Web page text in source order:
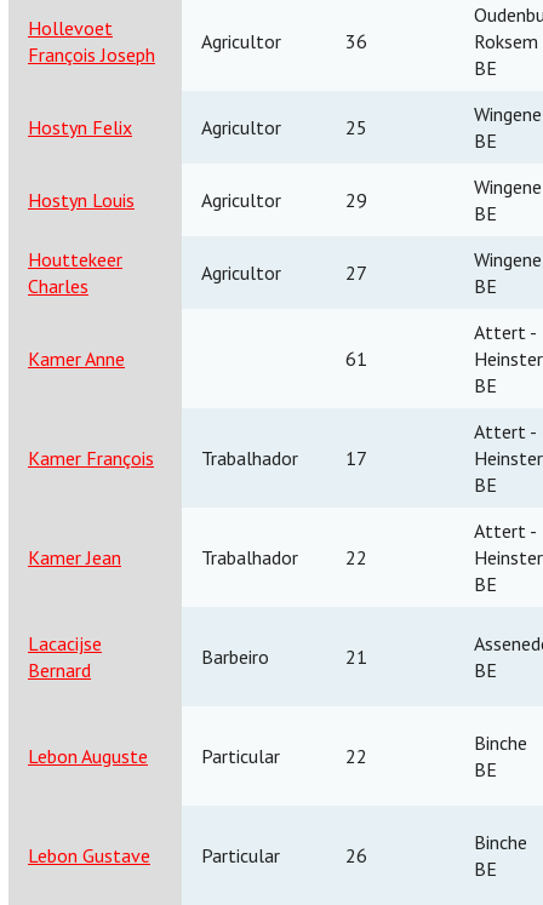
Hollevoet
François Joseph
Agricultor 36
Roksem
BE
Hostyn Felix Agricultor 25
Wingene
BE
Hostyn Louis Agricultor 29
Wingene
BE
Houttekeer
Charles
Agricultor 27
Wingene
BE
Kamer Anne 61
‎Attert -
BE
Kamer François Trabalhador 17
‎Attert -
BE
Kamer Jean Trabalhador 22
‎Attert -
BE
Lacacijse
Bernard
Barbeiro 21
BE
Lebon Auguste Particular 22
Binche
BE
Lebon Gustave Particular 26
Binche
BE